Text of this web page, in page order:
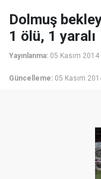
Dolmuş
1 ölü, 1 yaralı
Yayınlanma: 05 Kasım
Güncelleme: 05 Kasım